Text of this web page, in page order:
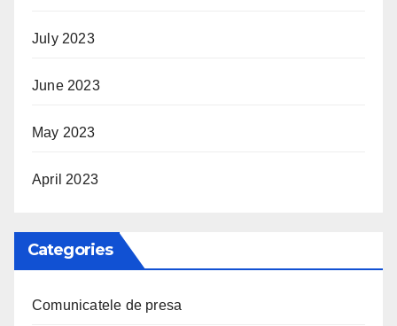
July 2023
June 2023
May 2023
April 2023
Categories
Comunicatele de presa